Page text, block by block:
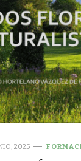
2025